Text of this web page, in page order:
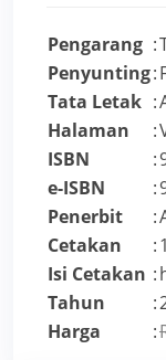
Pengarang :
Penyunting:
Tata Letak :
Halaman
:
ISBN
:
e-ISBN
:
Penerbit
:
Cetakan
:1
Isi Cetakan :
Tahun
:
Harga
: